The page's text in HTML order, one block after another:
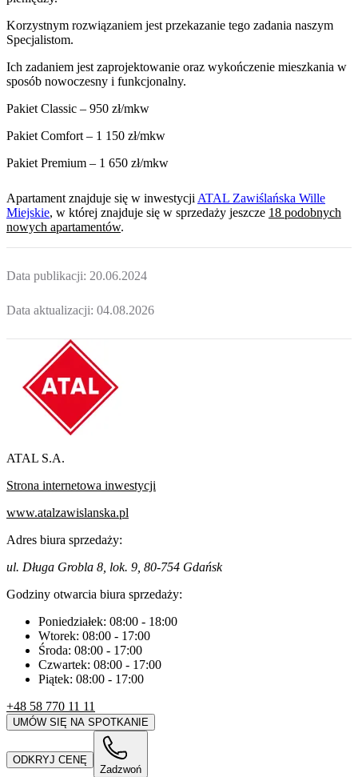
Korzystnym rozwiązaniem jest przekazanie tego zadania naszym
Specjalistom.
Ich zadaniem jest zaprojektowanie oraz wykończenie mieszkania w
sposób nowoczesny i funkcjonalny.
Pakiet Classic – 950 zł/mkw
Pakiet Comfort – 1 150 zł/mkw
Pakiet Premium – 1 650 zł/mkw
Apartament znajduje się w inwestycji ATAL Zawiślańska Wille
Miejskie, w której znajduje się w sprzedaży jeszcze 18 podobnych
nowych apartamentów.
Data publikacji: 20.06.2024
Data aktualizacji: 04.08.2026
ATAL S.A.
Strona internetowa inwestycji
www.atalzawislanska.pl
Adres biura sprzedaży:
ul. Długa Grobla 8, lok. 9, 80-754 Gdańsk
Godziny otwarcia biura sprzedaży:
Poniedziałek: 08:00 - 18:00
Wtorek: 08:00 - 17:00
Środa: 08:00 - 17:00
Czwartek: 08:00 - 17:00
Piątek: 08:00 - 17:00
+48 58 770 11 11
UMÓW SIĘ NA SPOTKANIE
ODKRYJ CENĘ
Zadzwoń